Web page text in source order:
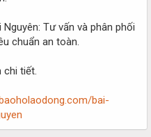
Tư vấn và phân phối
chuẩn an toàn.
tiết.
bai-